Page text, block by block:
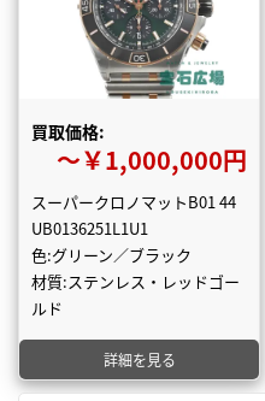
買取価格:
〜￥1,000,000円
スーパークロノマットB01 44
UB0136251L1U1
色:グリーン／ブラック
材質:ステンレス・レッドゴー
ルド
詳細を見る